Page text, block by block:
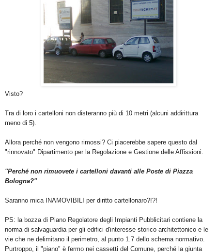
Visto?
Tra di loro i cartelloni non disteranno più di 10 metri (alcuni addirittura
meno di 5).
Allora perché non vengono rimossi? Ci piacerebbe sapere questo dal
"rinnovato" Dipartimento per la Regolazione e Gestione delle Affissioni.
"Perché non rimuovete i cartelloni davanti alle Poste di Piazza
Bologna?"
Saranno mica INAMOVIBILI per diritto cartellonaro?!?!
PS: la bozza di Piano Regolatore degli Impianti Pubblicitari contiene la
norma di salvaguardia per gli edifici d'interesse storico architettonico e le
vie che ne delimitano il perimetro, al punto 1.7 dello schema normativo.
Purtroppo, il "piano" è fermo nei cassetti del Comune, perché la giunta